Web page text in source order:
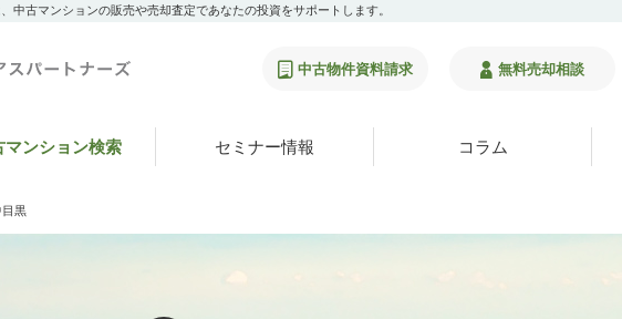
中古マンションの販売や売却査定であなたの投資をサポートします。
中古物件資料請求 無料売却相談
マンション検索 セミナー情報 コラム
目黒